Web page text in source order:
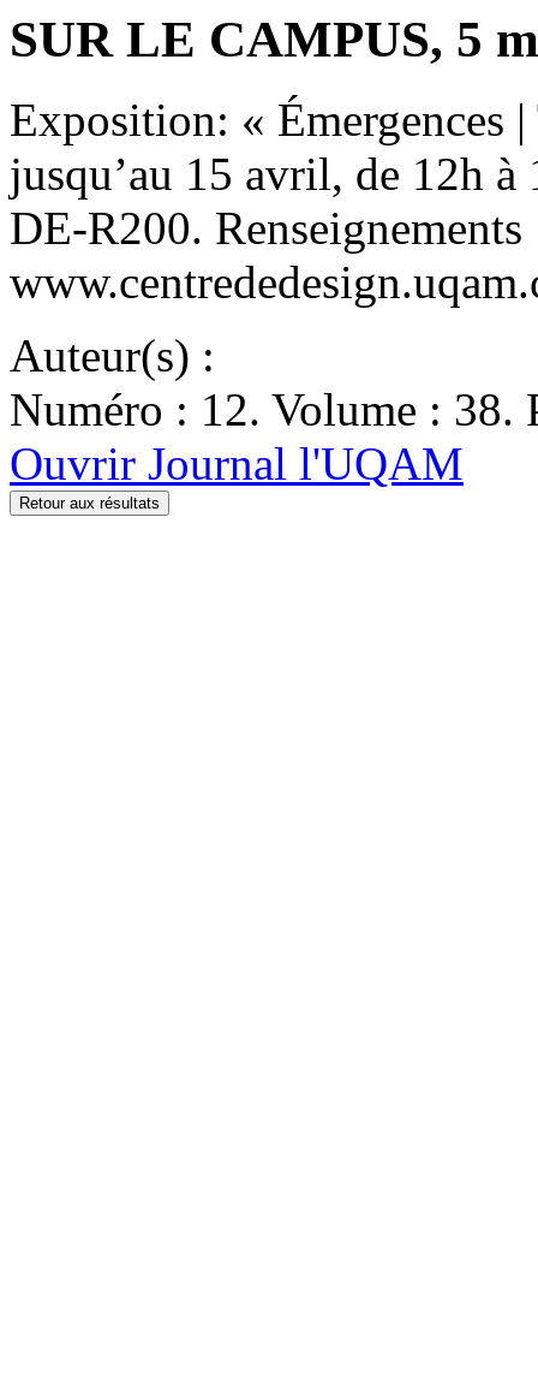
SUR LE CAMPUS, 5
Exposition: « Émergences
jusqu’au 15 avril, de 12h
DE-R200.
Auteur(s) :
Numéro : 12. Volume : 38.
Ouvrir Journal l'UQAM
Retour aux résultats